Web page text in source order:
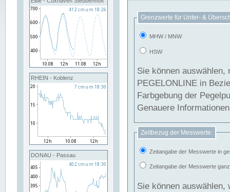
RHEIN - Koblenz
DONAU - Passau
Grenzwerte für Unter- &
MHW / MNW
HSW
Sie können
PEGELONLINE in Beziehung
Farbgebung der
Genauere
Zeitbezug der Messwerte:
Zeitangabe der Messwerte in
Zeitangabe der Messwerte
Sie können auswählen,